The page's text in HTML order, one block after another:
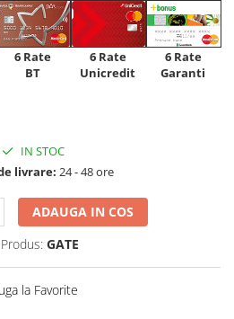
6 Rate
BT
6 Rate
Unicredit
6 Rate
Garanti
IN STOC
livrare: 24 - 48 ore
ADAUGA IN COS
GATE
la Favorite